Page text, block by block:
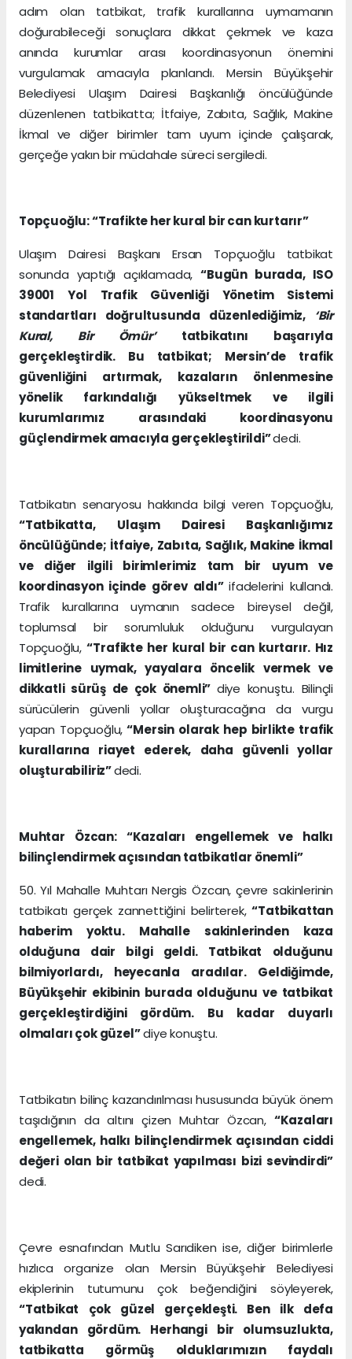
adım olan tatbikat, trafik kurallarına uymamanın
doğurabileceği sonuçlara dikkat çekmek ve kaza
anında kurumlar arası koordinasyonun önemini
vurgulamak amacıyla planlandı. Mersin Büyükşehir
Belediyesi Ulaşım Dairesi Başkanlığı öncülüğünde
düzenlenen tatbikatta; İtfaiye, Zabıta, Sağlık, Makine
İkmal ve diğer birimler tam uyum içinde çalışarak,
gerçeğe yakın bir müdahale süreci sergiledi.
Topçuoğlu: “Trafikte her kural bir can kurtarır”
Ulaşım Dairesi Başkanı Ersan Topçuoğlu tatbikat
sonunda yaptığı açıklamada,“Bugün burada, ISO
39001 Yol Trafik Güvenliği Yönetim Sistemi
standartları doğrultusunda düzenlediğimiz,
‘Bir
Kural, Bir Ömür’tatbikatını başarıyla
gerçekleştirdik. Bu tatbikat; Mersin’de trafik
güvenliğini artırmak, kazaların önlenmesine
yönelik farkındalığı yükseltmek ve ilgili
kurumlarımız arasındaki koordinasyonu
güçlendirmek amacıyla gerçekleştirildi”dedi.
Tatbikatın senaryosu hakkında bilgi veren Topçuoğlu,
“Tatbikatta, Ulaşım Dairesi Başkanlığımız
öncülüğünde; İtfaiye, Zabıta, Sağlık, Makine İkmal
ve diğer ilgili birimlerimiz tam bir uyum ve
koordinasyon içinde görev aldı”ifadelerini kullandı.
Trafik kurallarına uymanın sadece bireysel değil,
toplumsal bir sorumluluk olduğunu vurgulayan
Topçuoğlu,“Trafikte her kural bir can kurtarır. Hız
limitlerine uymak, yayalara öncelik vermek ve
dikkatli sürüş de çok önemli” diye konuştu. Bilinçli
sürücülerin güvenli yollar oluşturacağına da vurgu
yapan Topçuoğlu, “Mersin olarak hep birlikte trafik
kurallarına riayet ederek, daha güvenli yollar
oluşturabiliriz”dedi.
Muhtar Özcan: “Kazaları engellemek ve halkı
bilinçlendirmek açısından tatbikatlar önemli”
50. Yıl Mahalle Muhtarı Nergis Özcan, çevre sakinlerinin
tatbikatı gerçek zannettiğini belirterek,“Tatbikattan
haberim yoktu. Mahalle sakinlerinden kaza
olduğuna dair bilgi geldi. Tatbikat olduğunu
bilmiyorlardı, heyecanla aradılar. Geldiğimde,
Büyükşehir ekibinin burada olduğunu ve tatbikat
gerçekleştirdiğini gördüm. Bu kadar duyarlı
olmaları çok güzel”diye konuştu.
Tatbikatın bilinç kazandırılması hususunda büyük önem
taşıdığının da altını çizen Muhtar Özcan, “Kazaları
engellemek, halkı bilinçlendirmek açısından ciddi
değeri olan bir tatbikat yapılması bizi sevindirdi”
dedi.
Çevre esnafından Mutlu Sarıdiken ise, diğer birimlerle
hızlıca organize olan Mersin Büyükşehir Belediyesi
ekiplerinin tutumunu çok beğendiğini söyleyerek,
“Tatbikat çok güzel gerçekleşti. Ben ilk defa
yakından gördüm. Herhangi bir olumsuzlukta,
tatbikatta görmüş olduklarımızın faydalı